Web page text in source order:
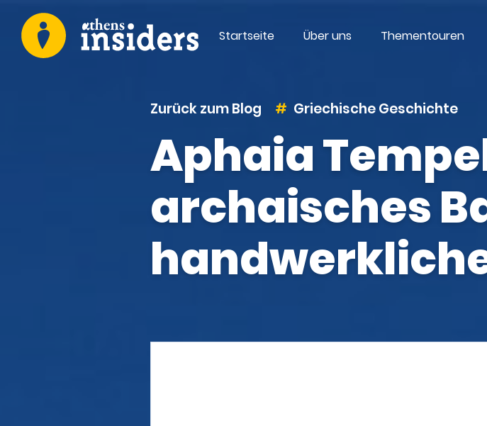
Startseite Über uns Thementouren
Zurück zum Blog Griechische Geschichte
Aphaia
archaisches